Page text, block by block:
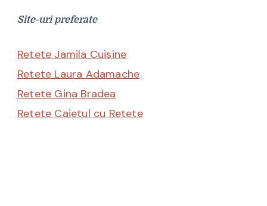
Site-uri preferate
Retete Jamila Cuisine
Retete Laura Adamache
Retete Gina Bradea
Retete Caietul cu Retete